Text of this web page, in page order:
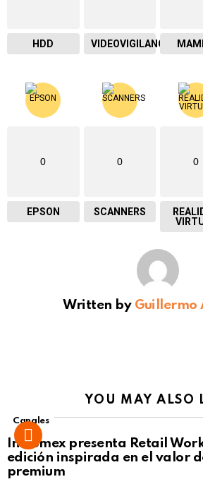
HDD VIDEOVIGILANCIA
0
EPSON
0
SCANNERS
0
Written by Guillermo
YOU MAY ALSO
Canales
Intcomex presenta Retail
edición inspirada en el valor
premium